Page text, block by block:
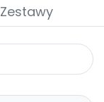
Zestawy